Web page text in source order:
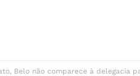
Belo não comparece à delegacia